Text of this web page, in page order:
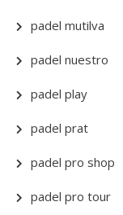
padel mutilva
padel nuestro
padel play
padel prat
padel pro shop
padel pro tour